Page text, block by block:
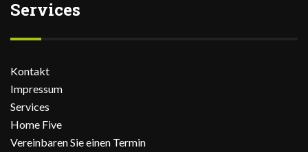
Services
Kontakt
Impressum
Services
Home Five
Vereinbaren Sie einen Termin